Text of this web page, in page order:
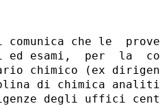
comunica che le
esami,  per  la
chimico (ex
di chimica
degli uffici